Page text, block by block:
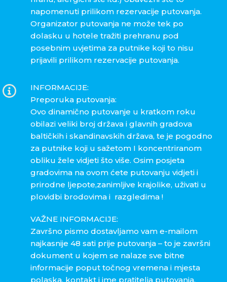
napomenuti prilikom rezervacije putovanja.
Organizator putovanja ne može tek po
dolasku u hotele tražiti prehranu pod
posebnim uvjetima za putnike koji to nisu
prijavili prilikom rezervacije putovanja.
INFORMACIJE:
Preporuka putovanja:
Ovo dinamično putovanje u kratkom roku
obilazi veliki broj država i glavnih gradova
baltičkih i skandinavskih država, te je pogodno
za putnike koji u sažetom I koncentriranom
obliku žele vidjeti što više. Osim posjeta
gradovima na ovom ćete putovanju vidjeti i
prirodne ljepote,zanimljive krajolike, uživati u
plovidbi brodovima i razgledima !
VAŽNE INFORMACIJE:
Završno pismo dostavljamo vam e-mailom
najkasnije 48 sati prije putovanja – to je završni
dokument u kojem se nalaze sve bitne
informacije poput točnog vremena i mjesta
polaska, kontakt i ime pratitelja putovanja,